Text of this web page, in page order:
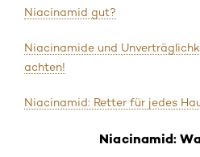
Niacinamid gut?
Niacinamide und
achten!
Niacinamid: Retter für jedes
Niacinamid: